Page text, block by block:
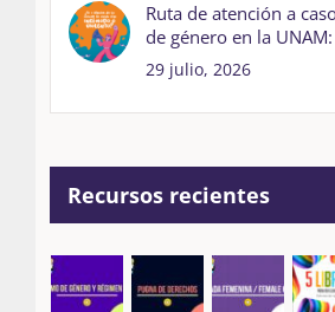
Ruta de atención a
de género en la
29 julio, 2026
Recursos recientes